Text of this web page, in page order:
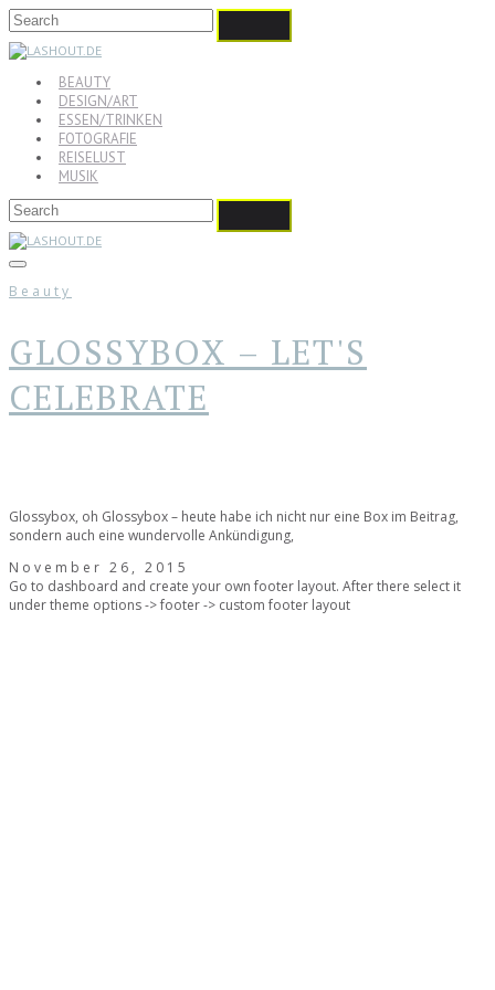
BEAUTY
DESIGN/ART
ESSEN/TRINKEN
FOTOGRAFIE
REISELUST
MUSIK
Beauty
GLOSSYBOX – LET'S
CELEBRATE
Glossybox, oh Glossybox – heute habe ich nicht nur eine Box im Beitrag,
sondern auch eine wundervolle Ankündigung,
November 26, 2015
Go to dashboard and create your own footer layout. After there select it
under theme options -> footer -> custom footer layout